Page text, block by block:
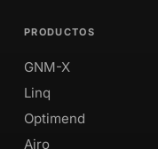
PRODUCTOS
GNM-X
Linq
Optimend
Airo